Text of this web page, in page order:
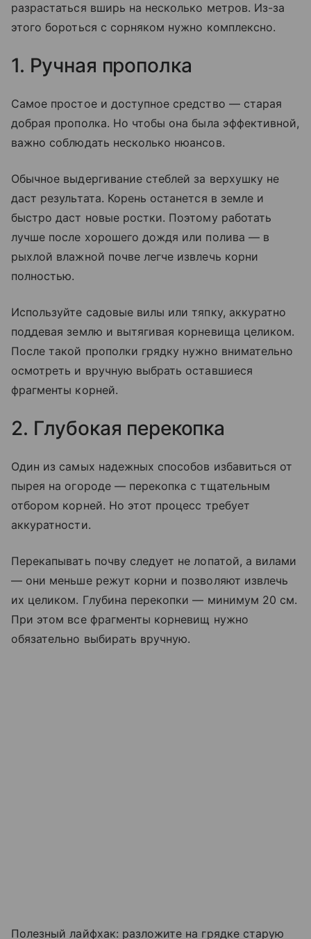
разрастаться вширь на несколько метров. Из-за
этого бороться с сорняком нужно комплексно.
1. Ручная прополка
Самое простое и доступное средство — старая
добрая прополка. Но чтобы она была эффективной,
важно соблюдать несколько нюансов.
Обычное выдергивание стеблей за верхушку не
даст результата. Корень останется в земле и
быстро даст новые ростки. Поэтому работать
лучше после хорошего дождя или полива — в
рыхлой влажной почве легче извлечь корни
полностью.
Используйте садовые вилы или тяпку, аккуратно
поддевая землю и вытягивая корневища целиком.
После такой прополки грядку нужно внимательно
осмотреть и вручную выбрать оставшиеся
фрагменты корней.
2. Глубокая перекопка
Один из самых надежных способов избавиться от
пырея на огороде — перекопка с тщательным
отбором корней. Но этот процесс требует
аккуратности.
Перекапывать почву следует не лопатой, а вилами
— они меньше режут корни и позволяют извлечь
их целиком. Глубина перекопки — минимум 20 см.
При этом все фрагменты корневищ нужно
обязательно выбирать вручную.
Полезный лайфхак: разложите на грядке старую